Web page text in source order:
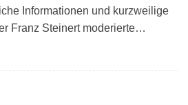
Informationen und kurzweilige
Franz Steinert moderierte…